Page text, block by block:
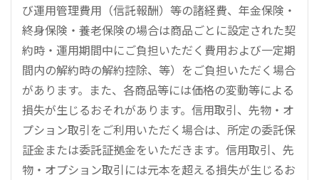
び運用管理費用（信託報酬）等の諸経費、年金保険・
終身保険・養老保険の場合は商品ごとに設定された契
約時・運用期間中にご負担いただく費用および一定期
間内の解約時の解約控除、等）をご負担いただく場合
があります。また、各商品等には価格の変動等による
損失が生じるおそれがあります。信用取引、先物・オ
プション取引をご利用いただく場合は、所定の委託保
証金または委託証拠金をいただきます。信用取引、先
物・オプション取引には元本を超える損失が生じるお